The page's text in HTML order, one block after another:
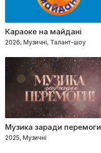
Караоке на майдані
2026, Музичні, Талант-шоу
Музика заради перемоги
2025, Музичні